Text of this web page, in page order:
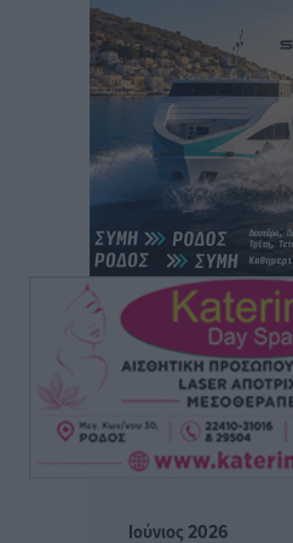
Άρης Αρχαγγέλου: Στο
Θωμά
Αθλητικά• πριν 9 ώρες
Φοίβος: Η μεγάλη
πριν 9 ώρες
Κλεάνθης: Έτοιμες οι κάρτες
σεζόν
Αθλητικά πριν 9 ώρες
Ατρόμητος Διμυλιάς: Ο
αδιαπραγμάτευτη φιλοσοφία
Αθλητικά• πριν 9 ώρες
Παπαεμμανουήλ
Ιούνιος 2026